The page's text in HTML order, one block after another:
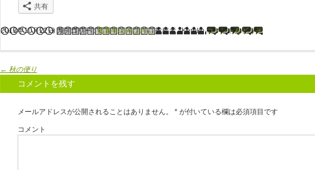
共有
2013年10月22日 カテゴリー :受講生のみなさん 投稿者 : Kerokoコメントをどうぞ
← 秋の便り
コメントを残す
メールアドレスが公開されることはありません。 * が付いている欄は必須項目です
コメント